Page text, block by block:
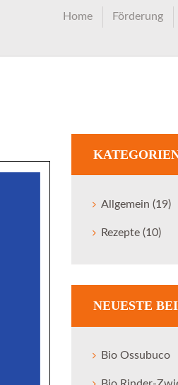
Home Förderung
Allgemein (19)
Rezepte(10)
NEUESTE
Bio Ossubuco